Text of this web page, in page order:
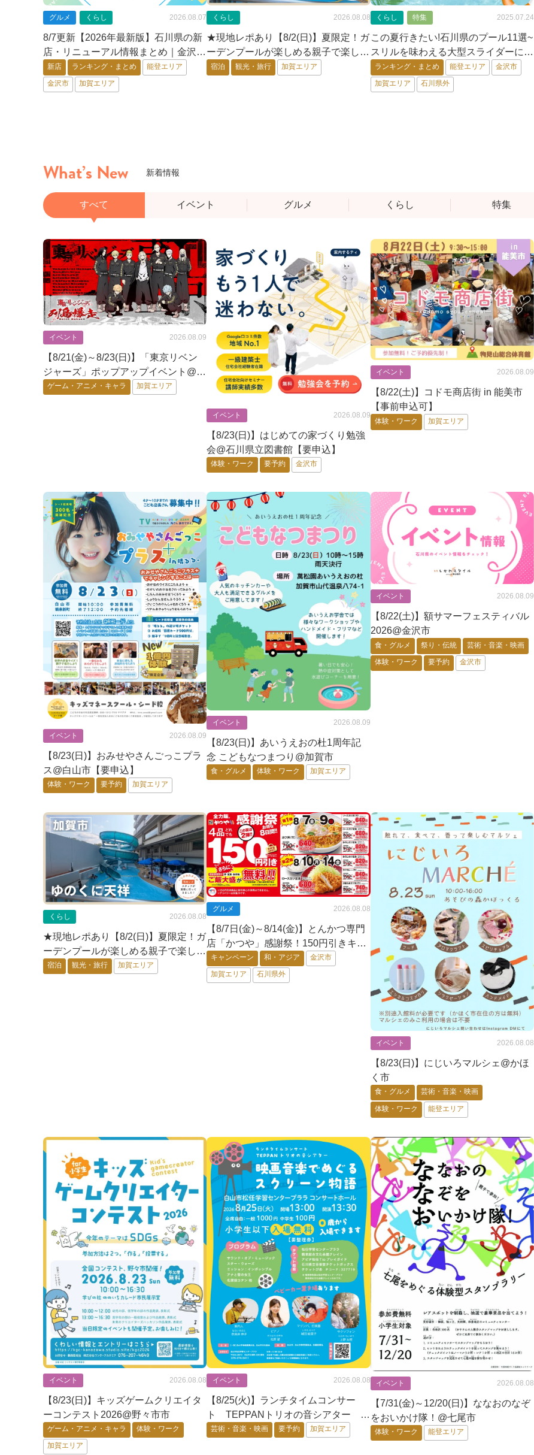
グルメ くらし 2026.08.07
8/7更新【2026年最新版】石川県の新
店・リニューアル情報まとめ｜金沢・
加賀・能登の注目スポットをチェッ
ク！
新店 ランキング・まとめ 能登エリア
金沢市 加賀エリア
くらし 2026.08.08
★現地レポあり【8/2(日)】夏限定！ガ
ーデンプールが楽しめる親子で楽しい
旅館「ゆのくに天祥」@加賀市
宿泊 観光・旅行 加賀エリア
くらし 特集 2025.07.24
この夏行きたい!石川県のプール11選~
スリルを味わえる大型スライダーに、
小さなお子さん向けのプールも!~
ランキング・まとめ 能登エリア 金沢市
加賀エリア 石川県外
What’s New 新着情報
すべて イベント グルメ くらし 特集
イベント 2026.08.09
【8/21(金)～8/23(日)】「東京リベン
ジャーズ」ポップアップイベント@イ
オンモール白山
ゲーム・アニメ・キャラ 加賀エリア
イベント 2026.08.09
【8/23(日)】はじめての家づくり勉強
会@石川県立図書館【要申込】
体験・ワーク 要予約 金沢市
イベント 2026.08.09
【8/22(土)】コドモ商店街 in 能美市
【事前申込可】
体験・ワーク 加賀エリア
イベント 2026.08.09
【8/23(日)】おみせやさんごっこプラ
ス@白山市【要申込】
体験・ワーク 要予約 加賀エリア
イベント 2026.08.09
【8/23(日)】あいうえおの杜1周年記
念 こどもなつまつり@加賀市
食・グルメ 体験・ワーク 加賀エリア
イベント 2026.08.09
【8/22(土)】額サマーフェスティバル
2026@金沢市
食・グルメ 祭り・伝統 芸術・音楽・映画
体験・ワーク 要予約 金沢市
くらし 2026.08.08
★現地レポあり【8/2(日)】夏限定！ガ
ーデンプールが楽しめる親子で楽しい
旅館「ゆのくに天祥」@加賀市
宿泊 観光・旅行 加賀エリア
グルメ 2026.08.08
【8/7日(金)～8/14(金)】とんかつ専門
店「かつや」感謝祭！150円引きキャ
ンペーン、さらに期間中ご飯大盛が無
料！
キャンペーン 和・アジア 金沢市
加賀エリア 石川県外
イベント 2026.08.08
【8/23(日)】にじいろマルシェ@かほ
く市
食・グルメ 芸術・音楽・映画
体験・ワーク 能登エリア
イベント 2026.08.08
【8/23(日)】キッズゲームクリエイタ
ーコンテスト2026@野々市市
ゲーム・アニメ・キャラ 体験・ワーク
加賀エリア
イベント 2026.08.08
【8/25(火)】ランチタイムコンサー
ト TEPPANトリオの音シアター 映
画音楽で巡るスクリーン物語@白山市
芸術・音楽・映画 要予約 加賀エリア
イベント 2026.08.08
【7/31(金)～12/20(日)】ななおのなぞ
をおいかけ隊！@七尾市
体験・ワーク 能登エリア